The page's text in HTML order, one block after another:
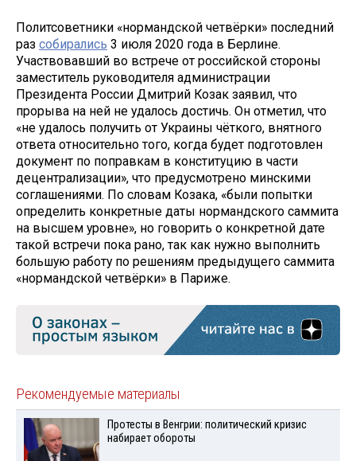
Политсоветники «нормандской четвёрки» последний
раз собирались 3 июля 2020 года в Берлине.
Участвовавший во встрече от российской стороны
заместитель руководителя администрации
Президента России Дмитрий Козак заявил, что
прорыва на ней не удалось достичь. Он отметил, что
«не удалось получить от Украины чёткого, внятного
ответа относительно того, когда будет подготовлен
документ по поправкам в конституцию в части
децентрализации», что предусмотрено минскими
соглашениями. По словам Козака, «были попытки
определить конкретные даты нормандского саммита
на высшем уровне», но говорить о конкретной дате
такой встречи пока рано, так как нужно выполнить
большую работу по решениям предыдущего саммита
«нормандской четвёрки» в Париже.
Рекомендуемые материалы
Протесты в Венгрии: политический кризис
набирает обороты